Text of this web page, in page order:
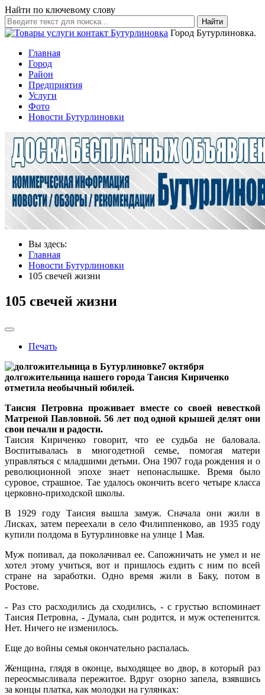
Найти по ключевому слову
Найти
Город Бутурлиновка.
Главная
Город
Район
Предприятия
Услуги
Фото
Новости Бутурлиновки
Вы здесь:
Главная
Новости Бутурлиновки
105 свечей жизни
105 свечей жизни
Печать
7 октября
долгожительница нашего города Таисия Кириченко
отметила необычный юбилей.
Таисия Петровна проживает вместе со своей невесткой
Матреной Павловной. 56 лет под одной крышей делят они
свои печали и радости.
Таисия Кириченко говорит, что ее судьба не баловала.
Воспитывалась в многодетной семье, помогая матери
управляться с младшими детьми. Она 1907 года рождения и о
революционной эпохе знает непонаслышке. Время было
суровое, страшное. Тае удалось окончить всего четыре класса
церковно-приходской школы.
В 1929 году Таисия вышла замуж. Сначала они жили в
Лисках, затем переехали в село Филиппенково, ав 1935 году
купили полдома в Бутурлиновке на улице 1 Мая.
Муж попивал, да поколачивал ее. Сапожничать не умел и не
хотел этому учиться, вот и пришлось ездить с ним по всей
стране на заработки. Одно время жили в Баку, потом в
Ростове.
- Раз сто расходились да сходились, - с грустью вспоминает
Таисия Петровна, - Думала, сын родится, и муж остепенится.
Нет. Ничего не изменилось.
Еще до войны семья окончательно распалась.
Женщина, глядя в оконце, выходящее во двор, в который раз
переосмысливала пережитое. Вдруг озорно запела, взявшись
за концы платка, как молодки на гулянках: